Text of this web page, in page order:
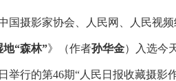
国摄影家协会、人民网、人民视
地“森林”》（作者孙华金）入选今
举行的第46期“人民日报收藏摄影